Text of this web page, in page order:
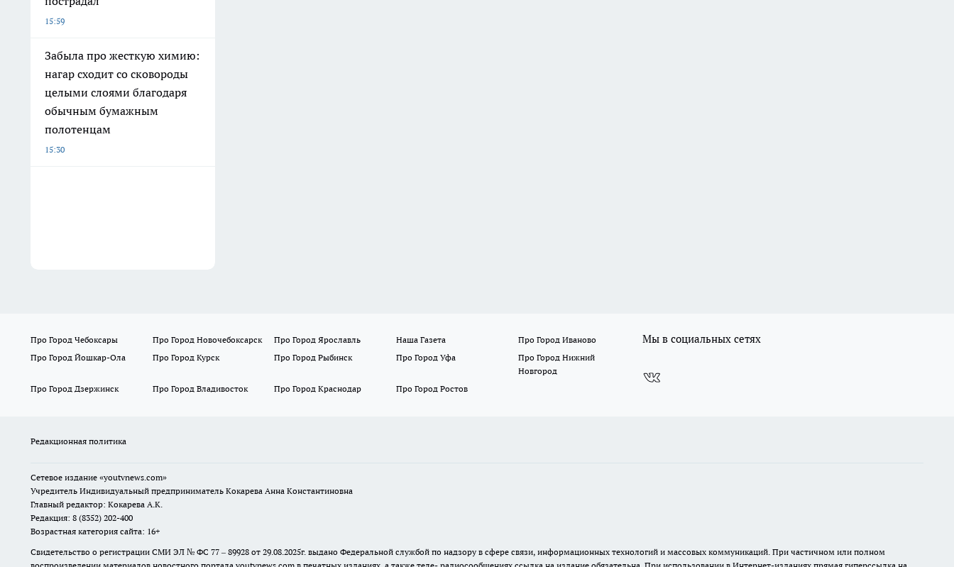
15:59
Забыла про жесткую химию:
нагар сходит со сковороды
целыми слоями благодаря
обычным бумажным
полотенцам
15:30
Про Город Чебоксары Про Город Новочебоксарск Про Город Ярославль Наша Газета
Про Город Иваново
Про Город Йошкар-Ола
Про Город Курск Про Город Рыбинск Про Город Уфа
Про Город Нижний
Новгород
Про Город Дзержинск
Про Город Владивосток Про Город Краснодар Про Город Ростов
Мы в социальных сетях
Редакционная политика
Сетевое издание «youtvnews.com»
Учредитель Индивидуальный предприниматель Кокарева Анна Константиновна
Главный редактор: Кокарева А.К.
Редакция: 8 (8352) 202-400
Возрастная категория сайта: 16+
Свидетельство о регистрации СМИ ЭЛ № ФС 77 – 89928 от 29.08.2025г. выдано Федеральной службой по надзору в сфере связи, информационных технологий и массовых коммуникаций. При частичном или полном